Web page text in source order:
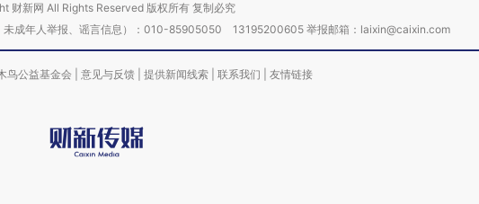
财新网 All Rights Reserved 版权所有 复制必究
未成年人举报、谣言信息）：010-85905050 13195200605 举报邮箱：laixin@caixin.com
鸟公益基金会 意见与反馈 提供新闻线索 联系我们 友情链接